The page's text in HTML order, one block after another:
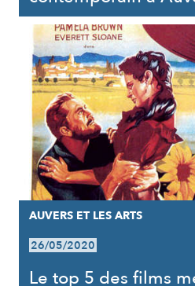
AUVERS ET LES ARTS
26/05/2020
Le top 5 des films